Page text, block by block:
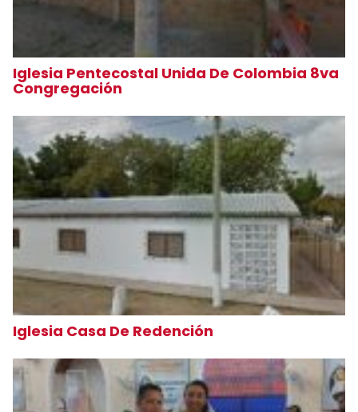
Iglesia Pentecostal Unida De Colombia 8va
Congregación
Iglesia Casa De Redención